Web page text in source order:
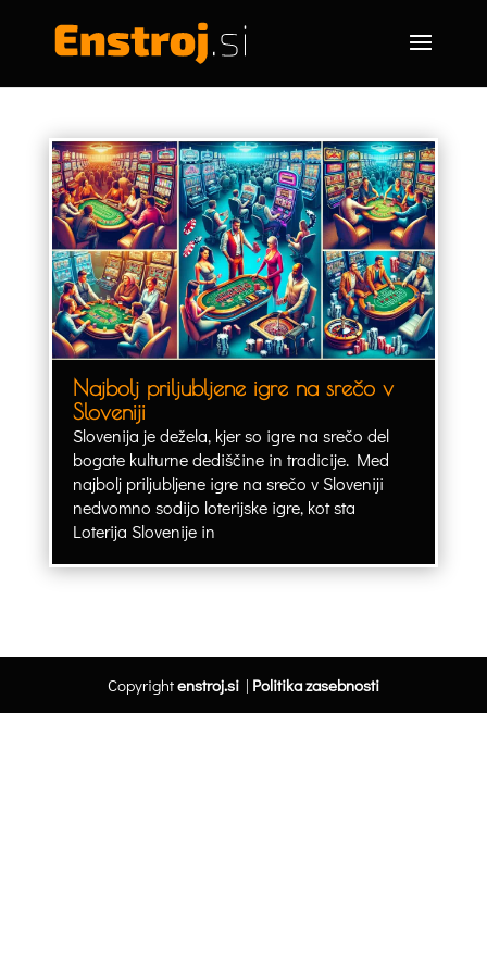
Najbolj priljubljene igre na srečo v
Sloveniji
Slovenija je dežela, kjer so igre na srečo del
bogate kulturne dediščine in tradicije. Med
najbolj priljubljene igre na srečo v Sloveniji
nedvomno sodijo loterijske igre, kot sta
Loterija Slovenije in
Copyrightenstroj.si| Politika zasebnosti